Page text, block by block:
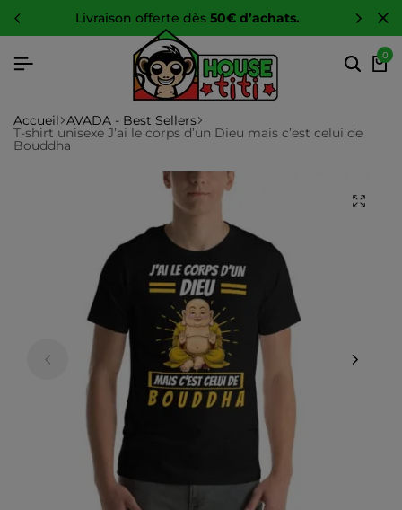
-10 %sur toute la boutique
0
Accueil AVADA - Best Sellers
T-shirt unisexe J’ai le corps d’un Dieu mais c’est celui de
Bouddha